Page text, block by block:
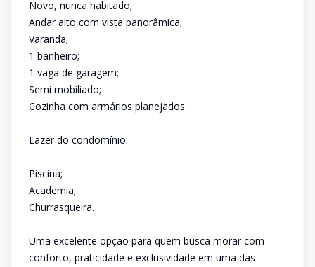
Novo, nunca habitado;
Andar alto com vista panorâmica;
Varanda;
1 banheiro;
1 vaga de garagem;
Semi mobiliado;
Cozinha com armários planejados.
Lazer do condomínio:
Piscina;
Academia;
Churrasqueira.
Uma excelente opção para quem busca morar com
conforto, praticidade e exclusividade em uma das